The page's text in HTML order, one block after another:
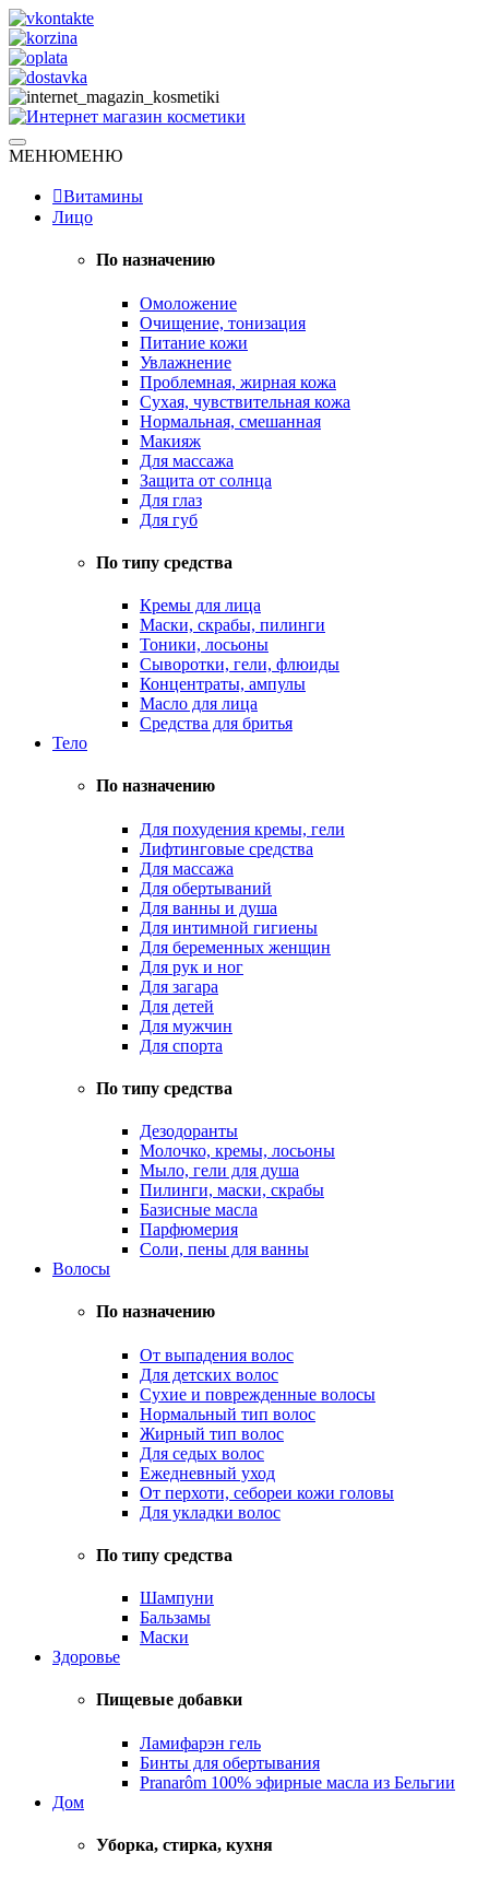
Skip
to
content
Интернет магазин косметики
Натуральная косметика
МЕНЮМЕНЮ
Витамины
Лицо
По назначению
Омоложение
Очищение, тонизация
Питание кожи
Увлажнение
Проблемная, жирная кожа
Сухая, чувствительная кожа
Нормальная, смешанная
Макияж
Для массажа
Защита от солнца
Для глаз
Для губ
По типу средства
Кремы для лица
Маски, скрабы, пилинги
Тоники, лосьоны
Сыворотки, гели, флюиды
Концентраты, ампулы
Масло для лица
Средства для бритья
Тело
По назначению
Для похудения кремы, гели
Лифтинговые средства
Для массажа
Для обертываний
Для ванны и душа
Для интимной гигиены
Для беременных женщин
Для рук и ног
Для загара
Для детей
Для мужчин
Для спорта
По типу средства
Дезодоранты
Молочко, кремы, лосьоны
Мыло, гели для душа
Пилинги, маски, скрабы
Базисные масла
Парфюмерия
Соли, пены для ванны
Волосы
По назначению
От выпадения волос
Для детских волос
Сухие и поврежденные волосы
Нормальный тип волос
Жирный тип волос
Для седых волос
Ежедневный уход
От перхоти, себореи кожи головы
Для укладки волос
По типу средства
Шампуни
Бальзамы
Маски
Здоровье
Пищевые добавки
Ламифарэн гель
Бинты для обертывания
Pranarôm 100% эфирные масла из Бельгии
Дом
Уборка, стирка, кухня